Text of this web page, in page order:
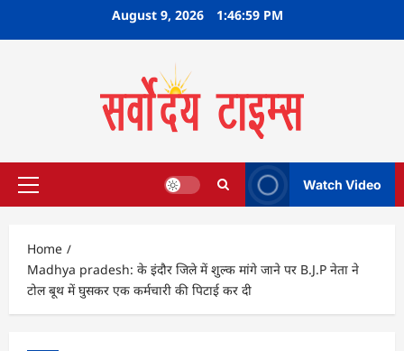
August 9, 2026 1:47:00 PM
Primary
Watch Video
Home
Madhya pradesh: के इंदौर जिले में शुल्क मांगे जाने पर B.J.P नेता ने
टोल बूथ में घुसकर एक कर्मचारी की पिटाई कर दी